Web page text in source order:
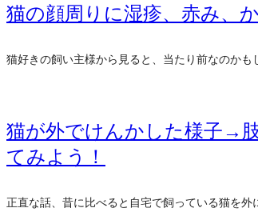
猫の顔周りに湿疹、赤み、
猫好きの飼い主様から見ると、当たり前なのか
猫が外でけんかした様子→
てみよう！
正直な話、昔に比べると自宅で飼っている猫を